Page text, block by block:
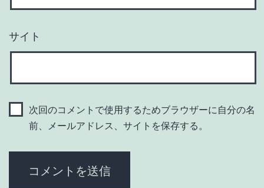
サイト
次回のコメントで使用するためブラウザーに自分の名
前、メールアドレス、サイトを保存する。